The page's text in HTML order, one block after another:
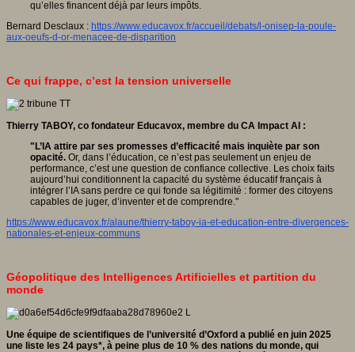
qu’elles financent déjà par leurs impôts.
Bernard Desclaux : https://www.educavox.fr/accueil/debats/l-onisep-la-poule-
aux-oeufs-d-or-menacee-de-disparition
Ce qui frappe, c’est la tension universelle
Thierry TABOY, co fondateur Educavox, membre du CA Impact AI :
"L’IA attire par ses promesses d’efficacité mais inquiète par son
opacité. Or, dans l’éducation, ce n’est pas seulement un enjeu de
performance, c’est une question de confiance collective. Les choix faits
aujourd’hui conditionnent la capacité du système éducatif français à
intégrer l’IA sans perdre ce qui fonde sa légitimité : former des citoyens
capables de juger, d’inventer et de comprendre."
https://www.educavox.fr/alaune/thierry-taboy-ia-et-education-entre-divergences-
nationales-et-enjeux-communs
Géopolitique des Intelligences Artificielles et partition du
monde
Une équipe de scientifiques de l’université d’Oxford a publié en juin 2025
une liste les 24 pays*, à peine plus de 10 % des nations du monde, qui